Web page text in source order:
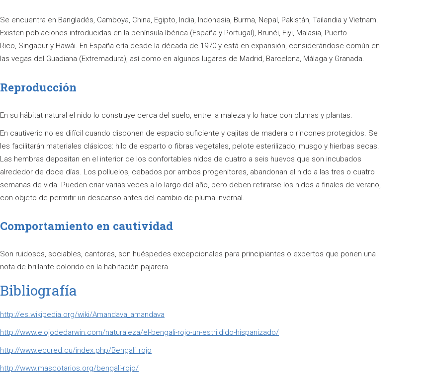
Se encuentra en Bangladés, Camboya, China, Egipto, India, Indonesia, Burma, Nepal, Pakistán, Tailandia y Vietnam.
Existen poblaciones introducidas en la península Ibérica (España y Portugal), Brunéi, Fiyi, Malasia, Puerto
Rico, Singapur y Hawái. En España cría desde la década de 1970 y está en expansión, considerándose común en
las vegas del Guadiana (Extremadura), así como en algunos lugares de Madrid, Barcelona, Málaga y Granada.
Reproducción
En su hábitat natural el nido lo construye cerca del suelo, entre la maleza y lo hace con plumas y plantas.
En cautiverio no es difí­cil cuando disponen de espacio suficiente y cajitas de madera o rincones protegidos. Se
les facilitarán materiales clásicos: hilo de esparto o fibras vegetales, pelote esterilizado, musgo y hierbas secas.
Las hembras depositan en el interior de los confortables nidos de cuatro a seis huevos que son incubados
alrededor de doce días. Los polluelos, cebados por ambos progenitores, abandonan el nido a las tres o cuatro
semanas de vida. Pueden criar varias veces a lo largo del año, pero deben retirarse los nidos a finales de verano,
con objeto de permitir un descanso antes del cambio de pluma invernal.
Comportamiento en cautividad
Son ruidosos, sociables, cantores, son huéspedes excepcionales para principiantes o expertos que ponen una
nota de brillante colorido en la habitación pajarera.
Bibliografía
http://es.wikipedia.org/wiki/Amandava_amandava
http://www.elojodedarwin.com/naturaleza/el-bengali-rojo-un-estrildido-hispanizado/
http://www.ecured.cu/index.php/Bengali_rojo
http://www.mascotarios.org/bengali-rojo/